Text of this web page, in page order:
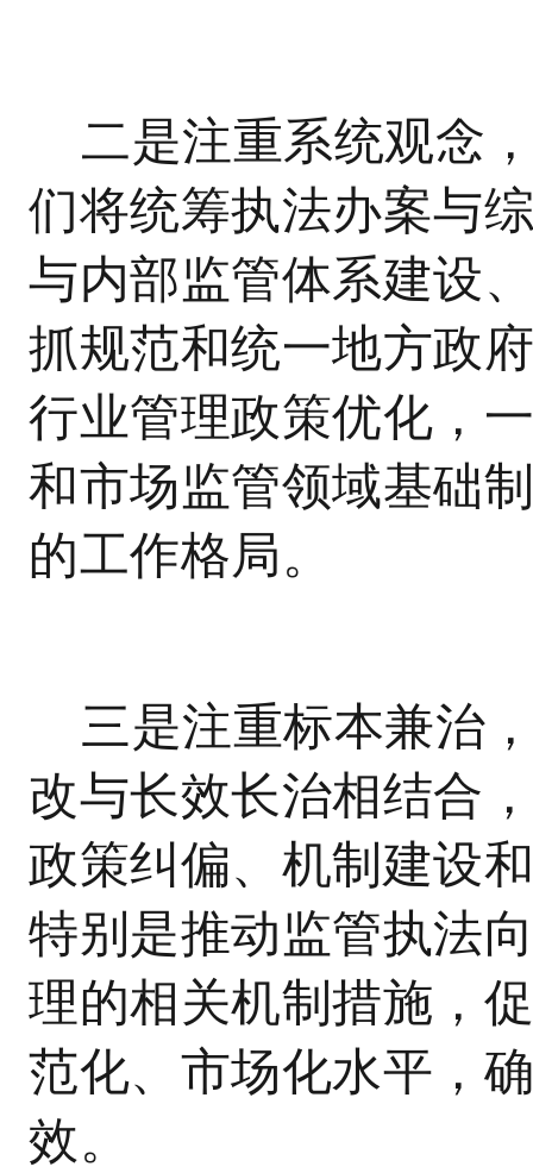
二是注重系统观念
们将统筹执法办案与
与内部监管体系建设
抓规范和统一地方政
行业管理政策优化，
和市场监管领域基础
的工作格局。
三是注重标本兼治
改与长效长治相结合
政策纠偏、机制建设
特别是推动监管执法
理的相关机制措施，
范化、市场化水平，
效。